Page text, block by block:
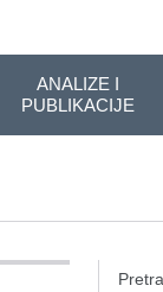
ANALIZE I
PUBLIKACIJE